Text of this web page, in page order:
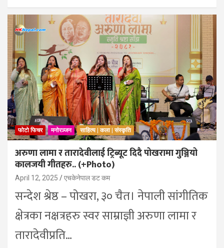
फोटो फिचर मनोरञ्जन साहित्य | कला | संस्कृति
अरुणा लामा र तारादेवीलाई ट्रिब्यूट दिदै पोखरामा गुञ्जियो
कालजयी गीतहरु.. (+Photo)
April 12, 2025 एचकेनेपाल डट कम
सन्देश श्रेष्ठ – पोखरा, ३० चैत। नेपाली सांगीतिक
क्षेत्रका नक्षत्रहरु स्वर साम्राज्ञी अरुणा लामा र
तारादेवीप्रति…